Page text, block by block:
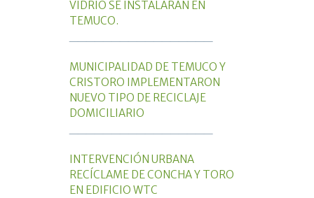
VIDRIO SE INSTALARÁN EN
TEMUCO.
MUNICIPALIDAD DE TEMUCO Y
CRISTORO IMPLEMENTARON
NUEVO TIPO DE RECICLAJE
DOMICILIARIO
INTERVENCIÓN URBANA
RECÍCLAME DE CONCHA Y TORO
EN EDIFICIO WTC